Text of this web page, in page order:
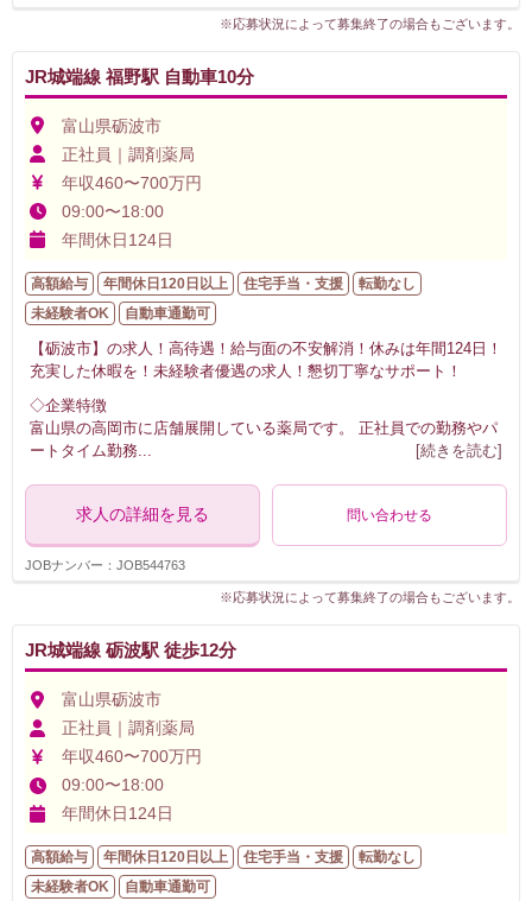
※応募状況によって募集終了の場合もございます。
JR城端線 福野駅 自動車10分
富山県砺波市
正社員｜調剤薬局
年収460〜700万円
09:00〜18:00
年間休日124日
高額給与 年間休日120日以上 住宅手当・支援
転勤なし
未経験者OK
自動車通勤可
【砺波市】の求人！高待遇！給与面の不安解消！休みは年間124日！
充実した休暇を！未経験者優遇の求人！懇切丁寧なサポート！
◇企業特徴
富山県の高岡市に店舗展開している薬局です。 正社員での勤務やパ
ートタイム勤務
[続きを読む]
求人の詳細を見る 問い合わせる
JOBナンバー：JOB544763
※応募状況によって募集終了の場合もございます。
JR城端線 砺波駅 徒歩12分
富山県砺波市
正社員｜調剤薬局
年収460〜700万円
09:00〜18:00
年間休日124日
高額給与 年間休日120日以上 住宅手当・支援
転勤なし
未経験者OK
自動車通勤可